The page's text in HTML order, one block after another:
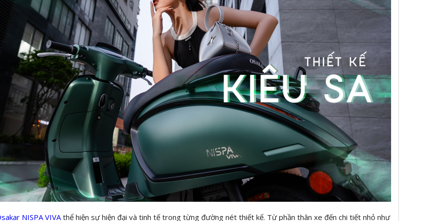
NISPA VIVAthể hiện sự hiện đại và tinh tế trong từng đường nét thiết kế. Từ phần thân xe đến chi tiết nhỏ như